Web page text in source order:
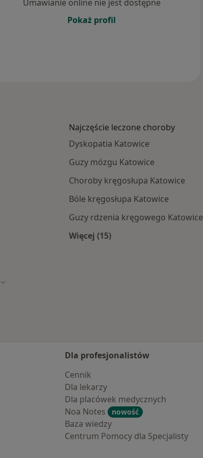
Umawianie online nie jest dostępne
Pokaż profil
Najczęście leczone choroby
Dyskopatia Katowice
Guzy mózgu Katowice
Choroby kręgosłupa Katowice
Bóle kręgosłupa Katowice
Guzy rdzenia kręgowego Katowice
Więcej (15)
Zmień miasto
Dla profesjonalistów
Cennik
Dla lekarzy
Dla placówek medycznych
Noa Notes
nowość
Baza wiedzy
Centrum Pomocy dla Specjalisty